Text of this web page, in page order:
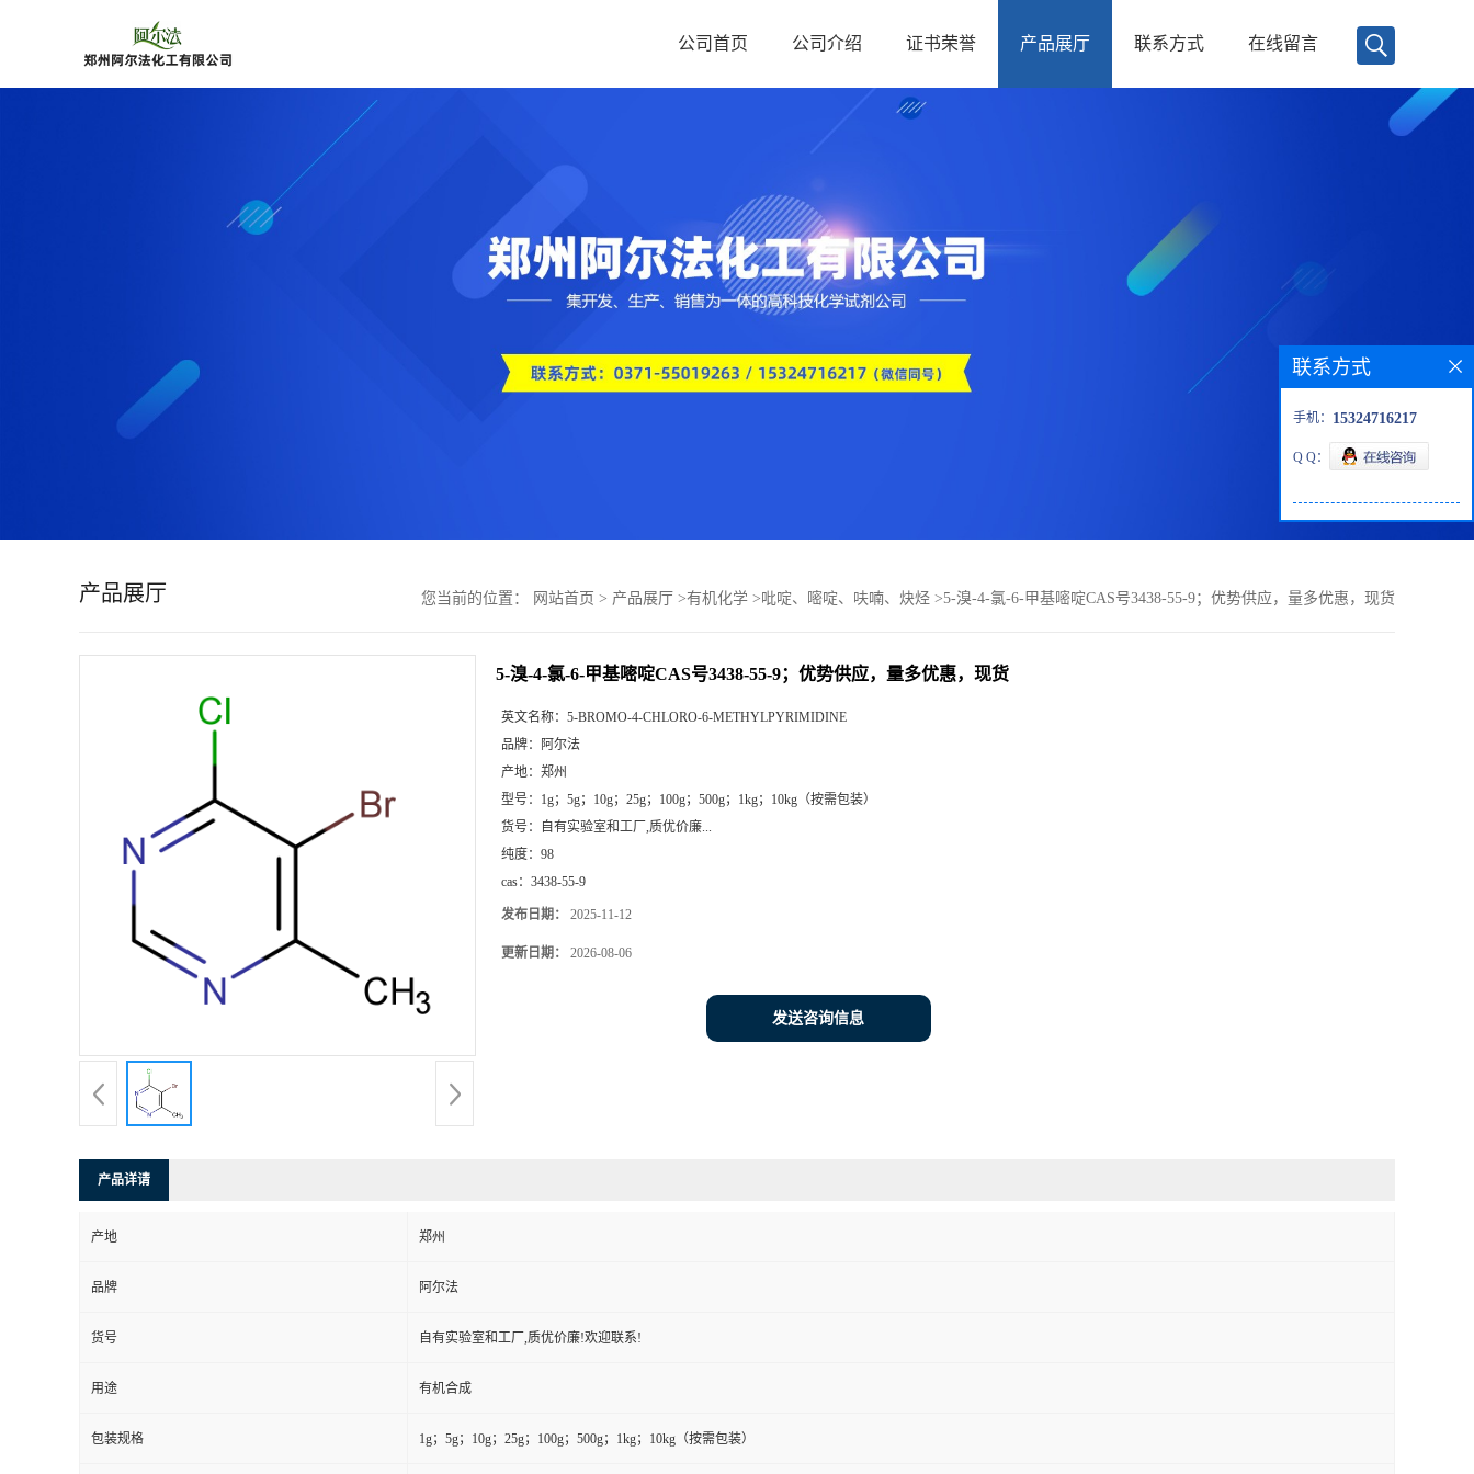
公司首页 公司介绍 证书荣誉 产品展厅 联系方式 在线留言
产品展厅 您当前的位置： 网站首页 > 产品展厅 >有机化学 >吡啶、嘧啶、呋喃、炔烃 >5-溴-4-氯-6-甲基嘧啶CAS号3438-55-9；优势供应，量多优惠，现货
5-溴-4-氯-6-甲基嘧啶CAS号3438-55-9；优势供应，量多优惠，现货
英文名称： 5-BROMO-4-CHLORO-6-METHYLPYRIMIDINE
品牌： 阿尔法
产地： 郑州
型号： 1g；5g；10g；25g；100g；500g；1kg；10kg（按需包装）
货号：
自有实验室和工厂,质优价廉...
纯度： 98
cas： 3438-55-9
发布日期： 2025-11-12
更新日期： 2026-08-06
发送咨询信息
产品详请
产地 郑州
品牌 阿尔法
货号 自有实验室和工厂,质优价廉!欢迎联系!
用途 有机合成
包装规格 1g；5g；10g；25g；100g；500g；1kg；10kg（按需包装）
联系方式
手机： 15324716217
Q Q：